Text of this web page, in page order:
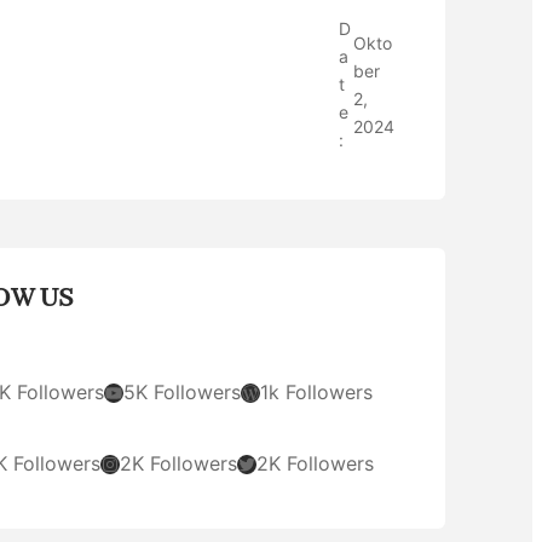
D
a
t
e
:
Okto
ber
2,
2024
US
FollowersYouTube 5K FollowersWordPress 1k Followers
FollowersInstagram2K FollowersTwitter 2K Followers